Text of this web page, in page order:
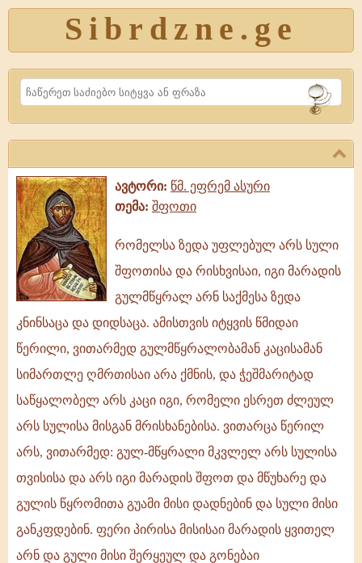
Sibrdzne.ge
Search
ავტორი: წმ. ეფრემ ასური
თემა: შფოთი
რომელსა
ზედა
უფლებულ
არს
სული
შფოთისა
და
რისხვისაი,
იგი
მარადის
გულმწყრალ
არნ
საქმესა
ზედა
კნინსაცა
რომელსა ზედა უფლებულ არს სული
შფოთისა და რისხვისაი, იგი მარადის
გულმწყრალ არნ საქმესა ზედა
კნინსაცა და დიდსაცა. ამისთვის იტყვის წმიდაი
წერილი, ვითარმედ გულმწყრალობამან კაცისამან
სიმართლე ღმრთისაი არა ქმნის, და ჭეშმარიტად
საწყალობელ არს კაცი იგი, რომელი ესრეთ ძლეულ
არს სულისა მისგან მრისხანებისა. ვითარცა წერილ
არს, ვითარმედ: გულ-მწყრალი მკვლელ არს სულისა
თვისისა და არს იგი მარადის შფოთ და მწუხარე და
გულის წყრომითა გუამი მისი დადნებინ და სული მისი
განკფდებინ. ფერი პირისა მისისაი მარადის ყვითელ
არნ და გული მისი შერყეულ და გონებაი